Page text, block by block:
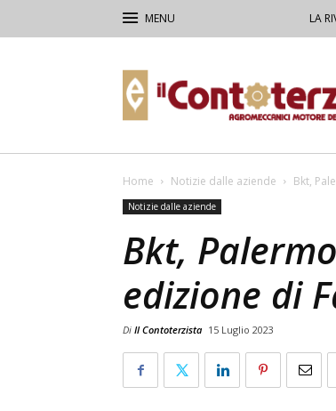
LA
Contoterzista
Home Notizie dalle aziende Bkt,
Notizie dalle aziende
Bkt,
edizione di
Di Il Contoterzista 15 Luglio 2023